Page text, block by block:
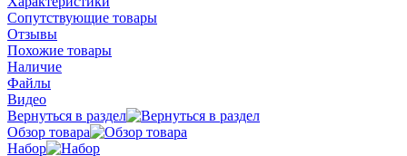
Сопутствующие товары
Отзывы
Похожие товары
Наличие
Файлы
Видео
Вернуться в раздел
Обзор товара
Набор